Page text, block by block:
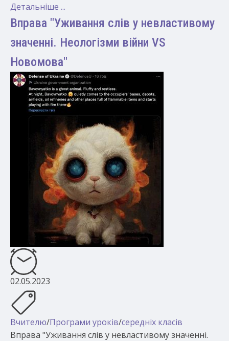
Детальніше ...
Вправа "Уживання слів у невластивому
значенні. Неологізми війни VS
Новомова"
02.05.2023
Вчителю/Програми уроків/середніх класів
Вправа "Уживання слів у невластивому значенні.